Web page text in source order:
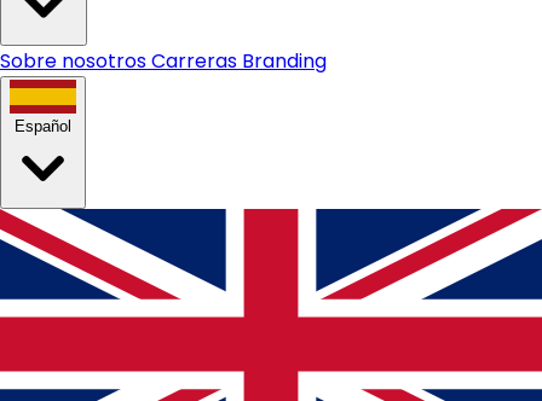
Sobre nosotrosCarreras Branding
Español